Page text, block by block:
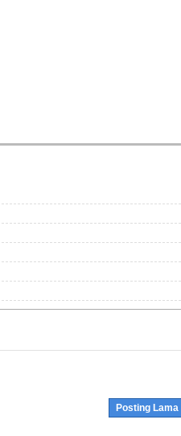
Posting Lama